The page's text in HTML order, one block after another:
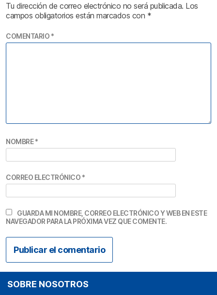
Tu dirección de correo electrónico no será publicada. Los
campos obligatorios están marcados con *
COMENTARIO *
NOMBRE*
CORREO ELECTRÓNICO *
GUARDA MI NOMBRE, CORREO ELECTRÓNICO Y WEB EN ESTE
NAVEGADOR PARA LA PRÓXIMA VEZ QUE COMENTE.
SOBRE NOSOTROS